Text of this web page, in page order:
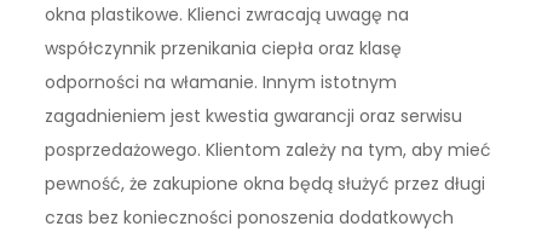
okna plastikowe. Klienci zwracają uwagę na
współczynnik przenikania ciepła oraz klasę
odporności na włamanie. Innym istotnym
zagadnieniem jest kwestia gwarancji oraz serwisu
posprzedażowego. Klientom zależy na tym, aby mieć
pewność, że zakupione okna będą służyć przez długi
czas bez konieczności ponoszenia dodatkowych